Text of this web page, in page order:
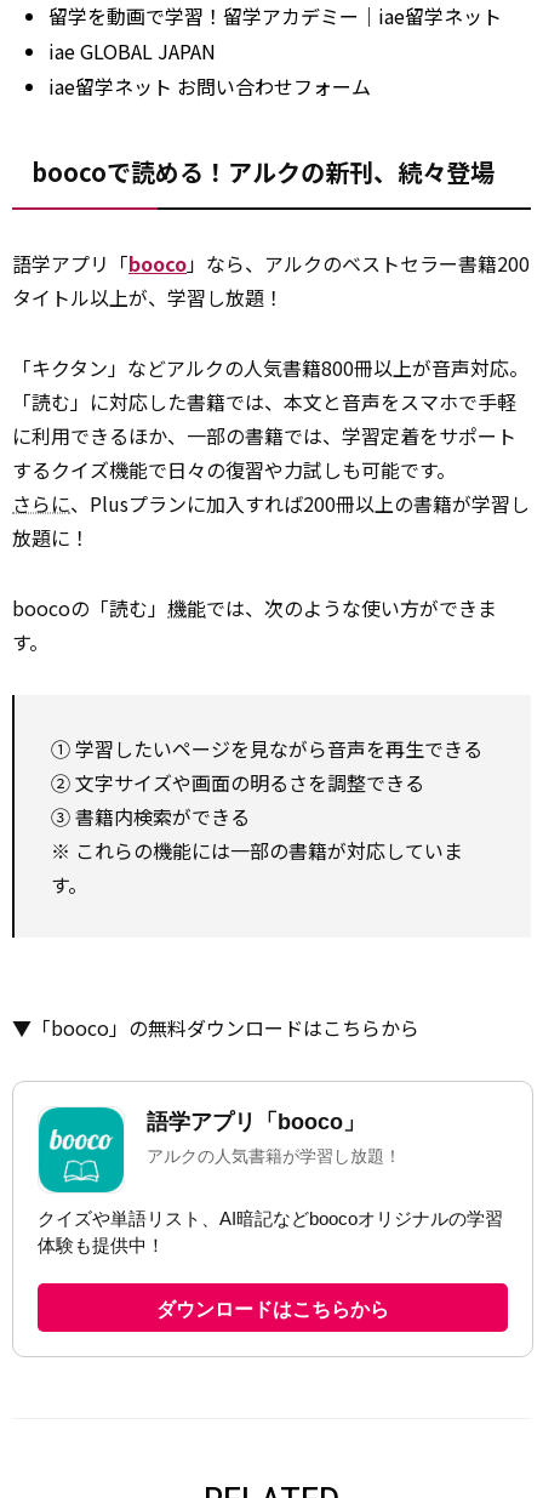
留学を動画で学習！留学アカデミー｜iae留学ネット
iae GLOBAL JAPAN
iae留学ネット お問い合わせフォーム
boocoで読める！アルクの新刊、続々登場
語学アプリ「booco」なら、アルクのベストセラー書籍200
タイトル以上が、学習し放題！
「キクタン」などアルクの人気書籍800冊以上が音声対応。
「読む」に対応した書籍では、本文と音声をスマホで手軽
に利用できるほか、一部の書籍では、学習定着をサポート
するクイズ機能で日々の復習や力試しも可能です。
さらに、Plusプランに加入すれば200冊以上の書籍が学習し
放題に！
boocoの「読む」 機能では、次のような使い方ができま
す。
① 学習したいページを見ながら音声を再生できる
② 文字サイズや画面の明るさを調整できる
③ 書籍内検索ができる
※ これらの機能には一部の書籍が対応していま
す。
▼「booco」の無料ダウンロードはこちらから